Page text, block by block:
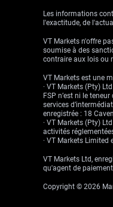
Les informations
l'exactitude, de
VT Markets n'offre
soumise à des
contraire aux lois ou
VT Markets est une
· VT Markets (Pty)
FSP n’est ni le
services
enregistrée : 18
· VT Markets (Pty)
activités
· VT Markets
VT Markets Ltd,
qu'agent de
Copyright © 2026